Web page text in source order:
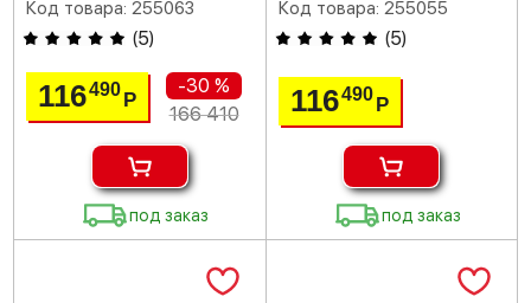
Код товара: 255063
(5)
116490Р
-30 %
166 410
под заказ
Код товара: 255055
(5)
116490 Р
под заказ